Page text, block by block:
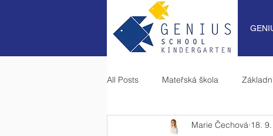
All Posts Mateřská škola
Marie Čechová 18.